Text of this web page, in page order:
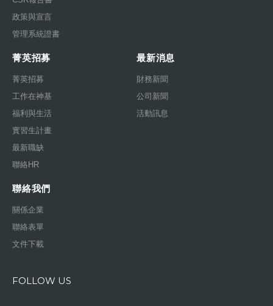
政策與宣言
管理系統證書
菁英招募
菁英招募
工作在神基
福利與生活
實習生計畫
最新職缺
聯絡HR
最新消息
財務新聞
公司新聞
活動訊息
聯絡我們
關係企業
聯絡表單
文件下載
FOLLOW US